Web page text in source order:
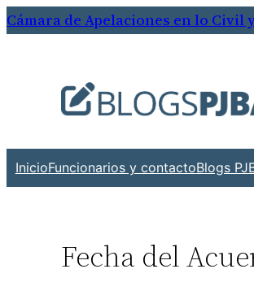
Saltar
al
Cámara de Apelaciones en lo
InicioFuncionarios y contactoBlogs
Fecha del